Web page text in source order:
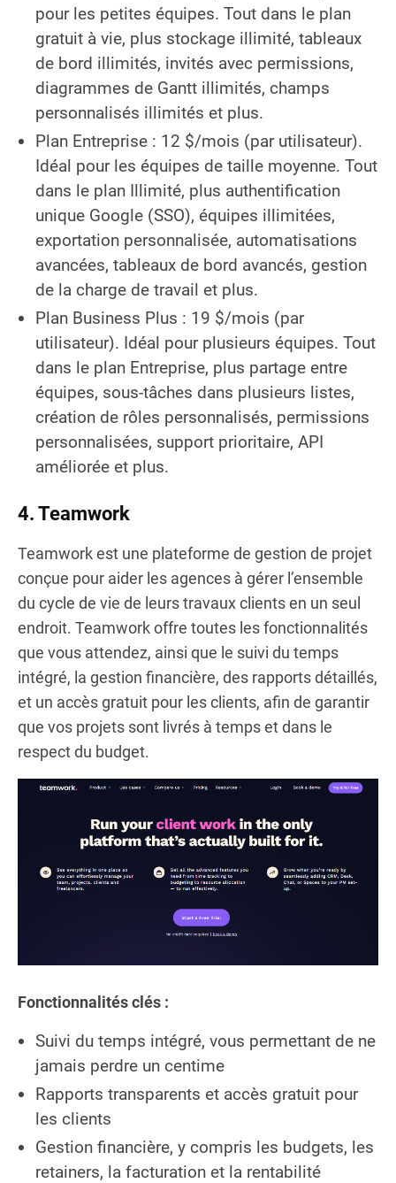
pour les petites équipes. Tout dans le plan
gratuit à vie, plus stockage illimité, tableaux
de bord illimités, invités avec permissions,
diagrammes de Gantt illimités, champs
personnalisés illimités et plus.
Plan Entreprise : 12 $/mois (par utilisateur).
Idéal pour les équipes de taille moyenne. Tout
dans le plan Illimité, plus authentification
unique Google (SSO), équipes illimitées,
exportation personnalisée, automatisations
avancées, tableaux de bord avancés, gestion
de la charge de travail et plus.
Plan Business Plus : 19 $/mois (par
utilisateur). Idéal pour plusieurs équipes. Tout
dans le plan Entreprise, plus partage entre
équipes, sous-tâches dans plusieurs listes,
création de rôles personnalisés, permissions
personnalisées, support prioritaire, API
améliorée et plus.
4. Teamwork
Teamwork est une plateforme de gestion de projet
conçue pour aider les agences à gérer l’ensemble
du cycle de vie de leurs travaux clients en un seul
endroit. Teamwork offre toutes les fonctionnalités
que vous attendez, ainsi que le suivi du temps
intégré, la gestion financière, des rapports détaillés,
et un accès gratuit pour les clients, afin de garantir
que vos projets sont livrés à temps et dans le
respect du budget.
Fonctionnalités clés :
Suivi du temps intégré, vous permettant de ne
jamais perdre un centime
Rapports transparents et accès gratuit pour
les clients
Gestion financière, y compris les budgets, les
retainers, la facturation et la rentabilité